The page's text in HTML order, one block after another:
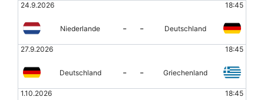
24.9.2026 18:45
Niederlande - - Deutschland
27.9.2026 18:45
Deutschland - - Griechenland
1.10.2026 18:45